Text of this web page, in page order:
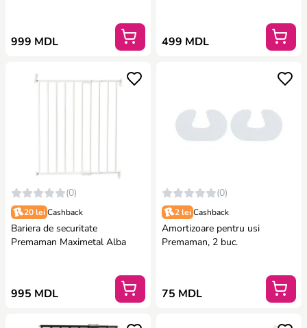
999 MDL 499 MDL
(0)
20 lei Cashback
Bariera de securitate
Premaman Maximetal Alba
995 MDL
(0)
2 lei Cashback
Amortizoare pentru usi
Premaman, 2 buc.
75 MDL